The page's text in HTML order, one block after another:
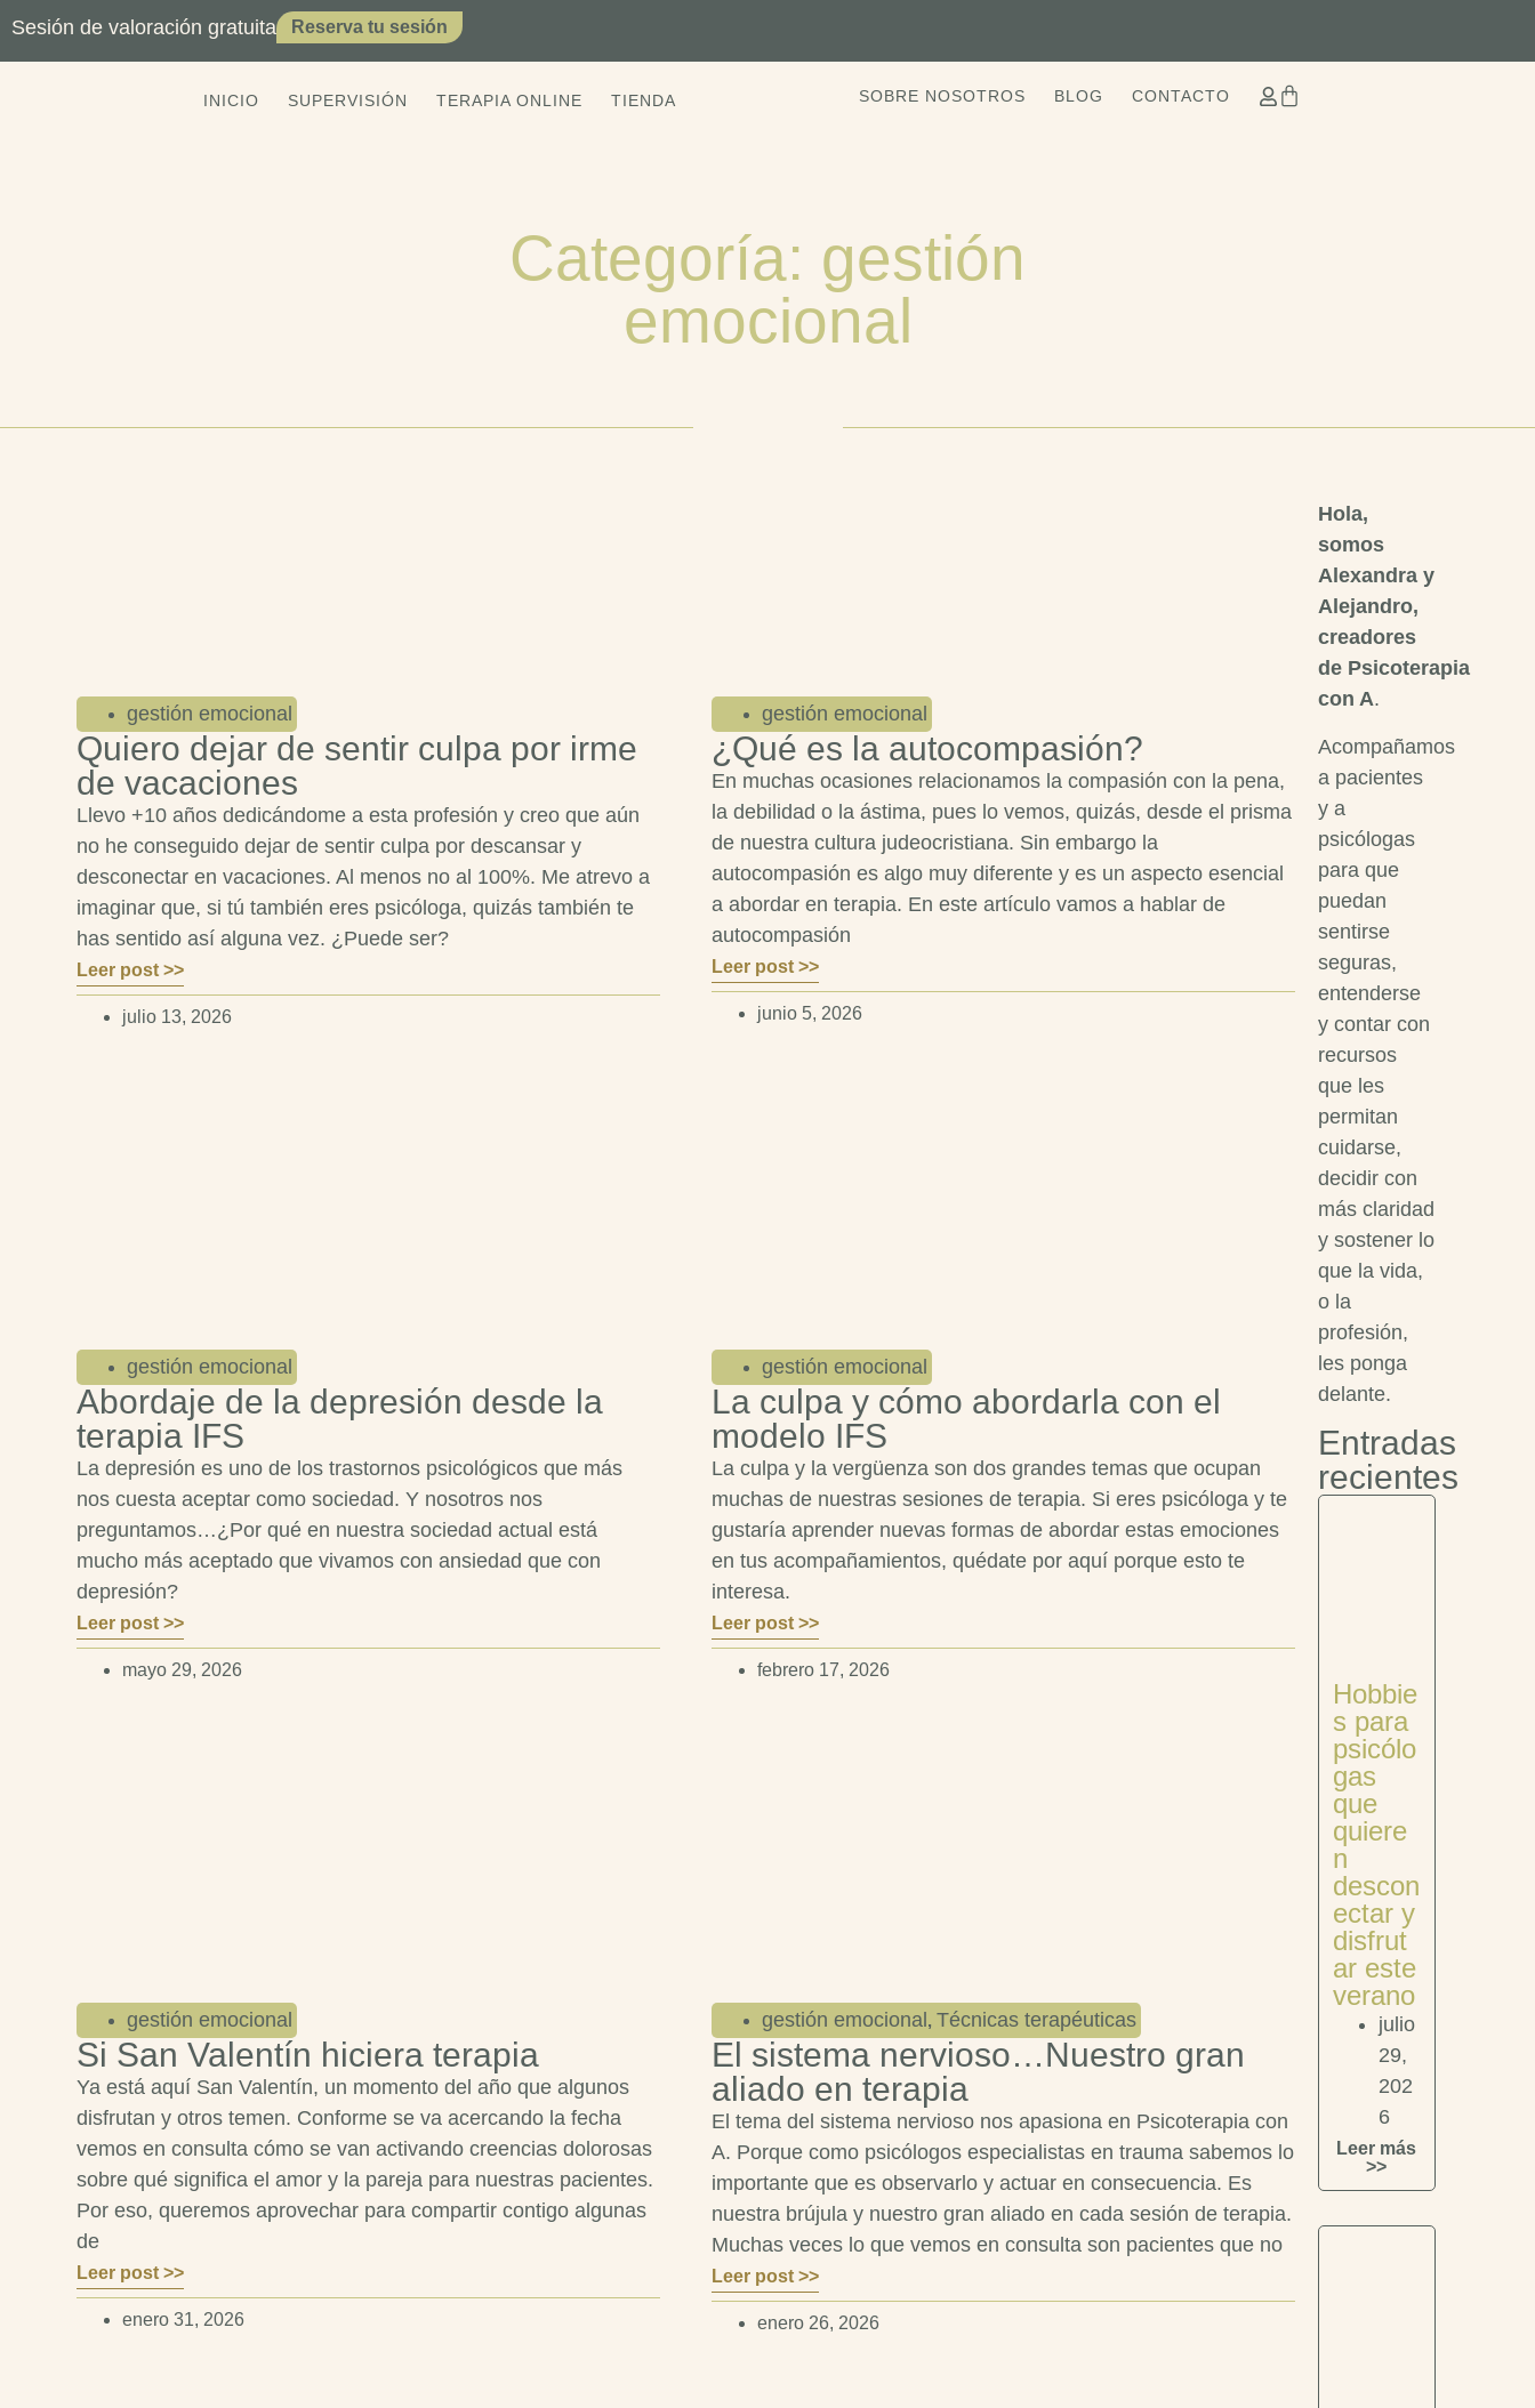
Sesión de valoración gratuita Reserva tu sesión
INICIO SUPERVISIÓN TERAPIA ONLINE TIENDA SOBRE NOSOTROS BLOG CONTACTO
Categoría: gestión
emocional
gestión emocional
Quiero dejar de sentir culpa por irme
de vacaciones
Llevo +10 años dedicándome a esta profesión y creo que aún
no he conseguido dejar de sentir culpa por descansar y
desconectar en vacaciones. Al menos no al 100%. Me atrevo a
imaginar que, si tú también eres psicóloga, quizás también te
has sentido así alguna vez. ¿Puede ser?
Leer post >>
julio 13, 2026
gestión emocional
¿Qué es la autocompasión?
En muchas ocasiones relacionamos la compasión con la pena,
la debilidad o la ástima, pues lo vemos, quizás, desde el prisma
de nuestra cultura judeocristiana. Sin embargo la
autocompasión es algo muy diferente y es un aspecto esencial
a abordar en terapia. En este artículo vamos a hablar de
autocompasión
Leer post >>
junio 5, 2026
gestión emocional
Abordaje de la depresión desde la
terapia IFS
La depresión es uno de los trastornos psicológicos que más
nos cuesta aceptar como sociedad. Y nosotros nos
preguntamos…¿Por qué en nuestra sociedad actual está
mucho más aceptado que vivamos con ansiedad que con
depresión?
Leer post >>
mayo 29, 2026
gestión emocional
La culpa y cómo abordarla con el
modelo IFS
La culpa y la vergüenza son dos grandes temas que ocupan
muchas de nuestras sesiones de terapia. Si eres psicóloga y te
gustaría aprender nuevas formas de abordar estas emociones
en tus acompañamientos, quédate por aquí porque esto te
interesa.
Leer post >>
febrero 17, 2026
gestión emocional
Si San Valentín hiciera terapia
Ya está aquí San Valentín, un momento del año que algunos
disfrutan y otros temen. Conforme se va acercando la fecha
vemos en consulta cómo se van activando creencias dolorosas
sobre qué significa el amor y la pareja para nuestras pacientes.
Por eso, queremos aprovechar para compartir contigo algunas
de
Leer post >>
enero 31, 2026
gestión emocional , Técnicas terapéuticas
El sistema nervioso…Nuestro gran
aliado en terapia
El tema del sistema nervioso nos apasiona en Psicoterapia con
A. Porque como psicólogos especialistas en trauma sabemos lo
importante que es observarlo y actuar en consecuencia. Es
nuestra brújula y nuestro gran aliado en cada sesión de terapia.
Muchas veces lo que vemos en consulta son pacientes que no
Leer post >>
enero 26, 2026
Hola,
somos
Alexandra y
Alejandro,
creadores
de Psicoterapia
con A.
Acompañamos
a pacientes
y a
psicólogas
para que
puedan
sentirse
seguras,
entenderse
y contar con
recursos
que les
permitan
cuidarse,
decidir con
más claridad
y sostener lo
que la vida,
o la
profesión,
les ponga
delante.
Entradas
recientes
Hobbie
s para
psicólo
gas
que
quiere
n
descon
ectar y
disfrut
ar este
verano
julio
29,
202
6
Leer más
>>